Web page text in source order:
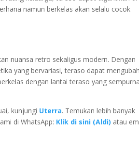
namun berkelas akan selalu cocok
nuansa retro sekaligus modern. Dengan
yang bervariasi, teraso dapat mengubah
dengan lantai teraso yang sempurna
kunjungi Uterra. Temukan lebih banyak
di WhatsApp: Klik di sini (Aldi) atau